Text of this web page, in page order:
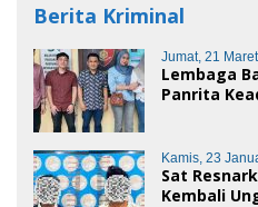
Berita Kriminal
Jumat, 21
Lembaga
Panrita
Polman
Kamis, 23
Sat
Kembali